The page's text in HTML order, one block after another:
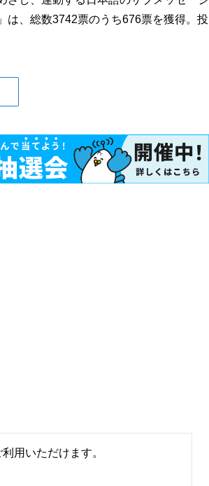
は、総数3742票のうち676票を獲得。投
用いただけます。